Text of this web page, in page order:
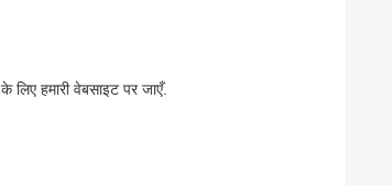
हमारी वेबसाइट पर जाएँ.